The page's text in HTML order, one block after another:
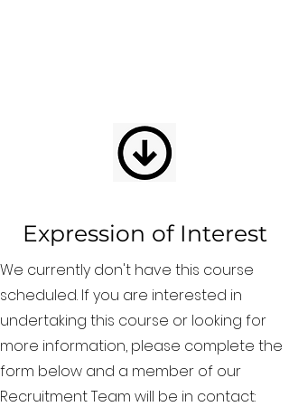
Expression of Interest
We currently don't have this course
scheduled. If you are interested in
undertaking this course or looking for
more information, please complete the
form below and a member of our
Recruitment Team will be in contact: